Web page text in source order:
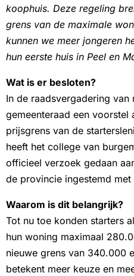
koophuis. Deze regeling
grens van de maximale
kunnen we meer jongeren
hun eerste huis in Peel en
Wat is er besloten?
In de raadsvergadering
gemeenteraad een voorstel
prijsgrens van de
heeft het college van
officieel verzoek gedaan
de provincie ingestemd
Waarom is dit belangrijk?
Tot nu toe konden starters
hun woning maximaal
nieuwe grens van 340.000
betekent meer keuze en